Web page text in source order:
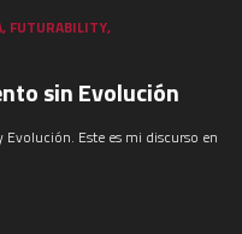
, FUTURABILITY,
sin Evolución
Este es mi discurso en